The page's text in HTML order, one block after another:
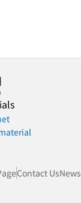
Contact UsNews